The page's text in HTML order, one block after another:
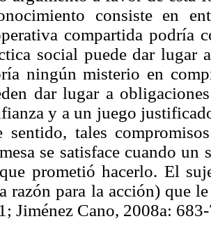
consiste en
compartida podría
social puede dar lugar
ningún misterio en
dar lugar a
y a un juego
sentido, tales
se satisface cuando
prometió hacerlo. El
razón para la acción) que
Jiménez Cano, 2008a: